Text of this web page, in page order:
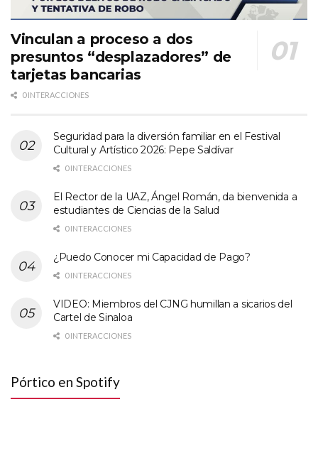
Vinculan a proceso a dos
presuntos “desplazadores” de
tarjetas bancarias
0 INTERACCIONES
Seguridad para la diversión familiar en el Festival
Cultural y Artístico 2026: Pepe Saldívar
0 INTERACCIONES
El Rector de la UAZ, Ángel Román, da bienvenida a
estudiantes de Ciencias de la Salud
0 INTERACCIONES
¿Puedo Conocer mi Capacidad de Pago?
0 INTERACCIONES
VIDEO: Miembros del CJNG humillan a sicarios del
Cartel de Sinaloa
0 INTERACCIONES
Pórtico en Spotify